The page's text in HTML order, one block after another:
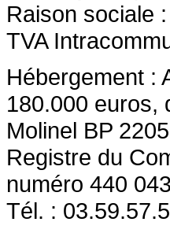
Raison sociale
TVA
Hébergement :
180.000 euros,
Molinel BP
Registre du
numéro 440
Tél. :